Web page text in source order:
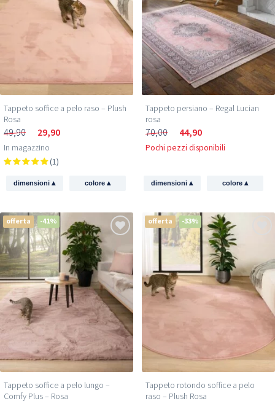
Tappeto soffice a pelo raso – Plush
Rosa
49,90 29,90
In magazzino
(1)
dimensioni▴ colore ▴
Tappeto persiano – Regal Lucian
rosa
70,00 44,90
Pochi pezzi disponibili
dimensioni▴ colore ▴
offerta -41%
Tappeto soffice a pelo lungo –
Comfy Plus – Rosa
offerta -33%
Tappeto rotondo soffice a pelo
raso – Plush Rosa